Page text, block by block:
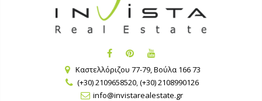
Καστελλόριζου 77-79, Βούλα 166 73
(+30) 2109658520,(+30) 2108990126
info@invistarealestate.gr